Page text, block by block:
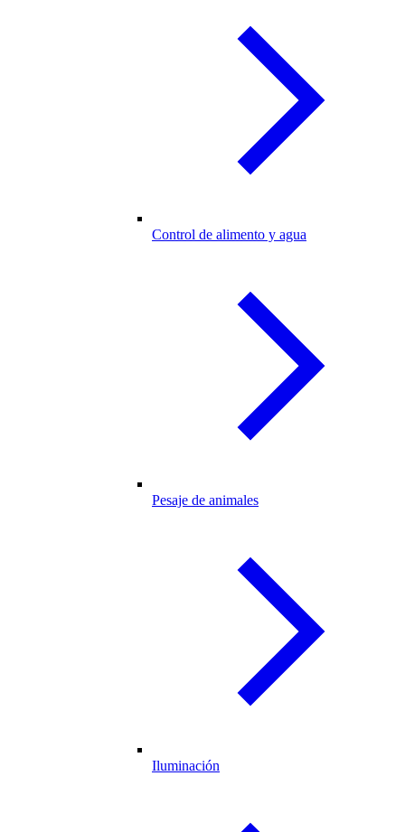
Control de alimento y agua
Pesaje de animales
Iluminación